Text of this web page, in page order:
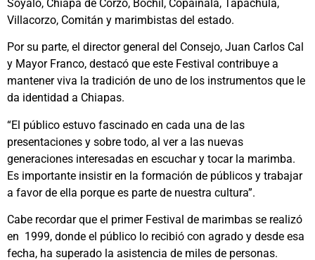
Soyaló, Chiapa de Corzo, Bochil, Copainalá, Tapachula,
Villacorzo, Comitán y marimbistas del estado.
Por su parte, el director general del Consejo, Juan Carlos Cal
y Mayor Franco, destacó que este Festival contribuye a
mantener viva la tradición de uno de los instrumentos que le
da identidad a Chiapas.
“El público estuvo fascinado en cada una de las
presentaciones y sobre todo, al ver a las nuevas
generaciones interesadas en escuchar y tocar la marimba.
Es importante insistir en la formación de públicos y trabajar
a favor de ella porque es parte de nuestra cultura”.
Cabe recordar que el primer Festival de marimbas se realizó
en 1999, donde el público lo recibió con agrado y desde esa
fecha, ha superado la asistencia de miles de personas.